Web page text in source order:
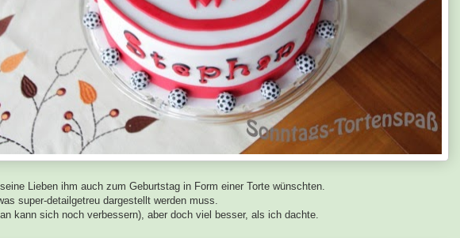
Lieben ihm auch zum Geburtstag in Form einer Torte wünschten.
super-detailgetreu dargestellt werden muss.
kann sich noch verbessern), aber doch viel besser, als ich dachte.